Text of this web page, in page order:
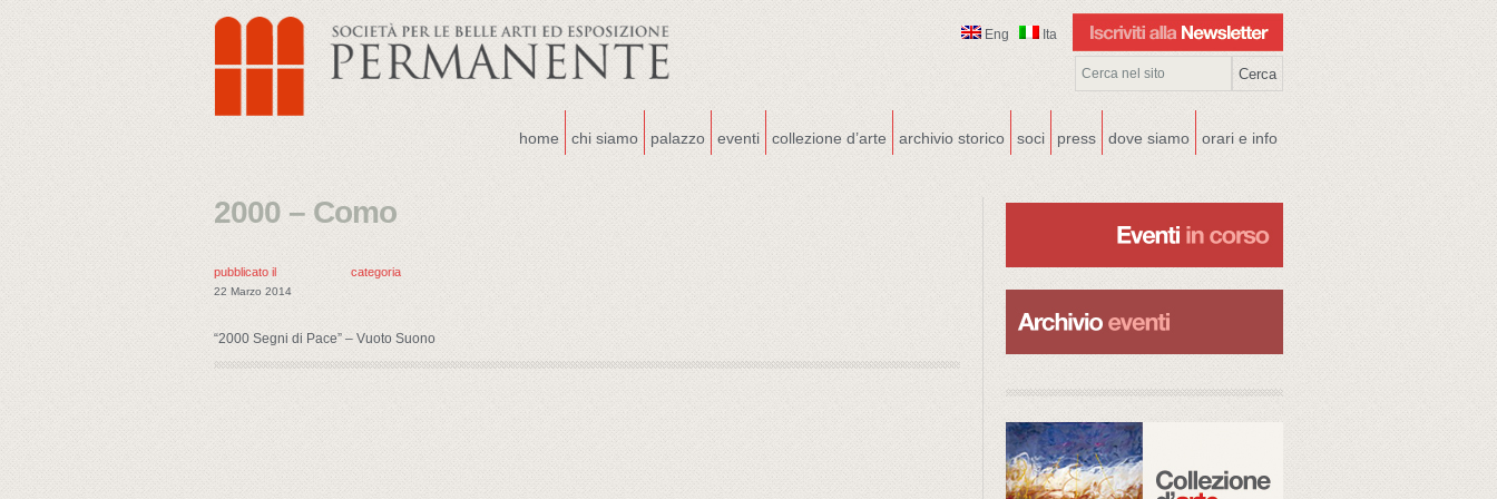
Eng Ita
home chi siamo palazzo eventi collezione d’arte archivio storico soci press dove siamo orari e info
2000 – Como
pubblicato il
22 Marzo 2014
categoria
“2000 Segni di Pace” – Vuoto Suono